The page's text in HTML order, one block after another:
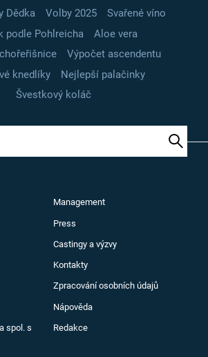
Dědka
Volby 2025
Svařené víno
podle Pohlreicha
Aloe vera
Výpočet ascendentu
knedlíky
Nejlepší palačinky
Švestkový koláč
Management
Press
Castingy a výzvy
Kontakty
Zpracování osobních údajů
Nápověda
spol. s
Redakce